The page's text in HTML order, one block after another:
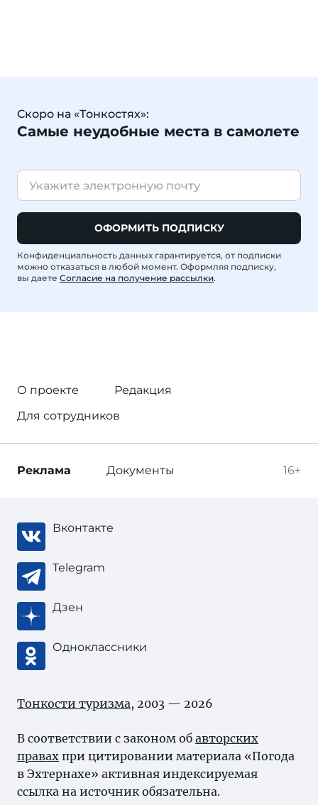
Скоро на «Тонкостях»:
Самые неудобные места в самолете
ОФОРМИТЬ ПОДПИСКУ
Конфиденциальность данных гарантируется, от подписки
можно отказаться в любой момент. Оформляя подписку,
вы даете Согласие на получение рассылки.
О проекте
Редакция
Для сотрудников
16+
Реклама Документы
Вконтакте
Telegram
Дзен
Одноклассники
Тонкости туризма, 2003 — 2026
В соответствии с законом об авторских
правах при цитировании материала «Погода
в Эхтернахе» активная индексируемая
ссылка на источник обязательна.